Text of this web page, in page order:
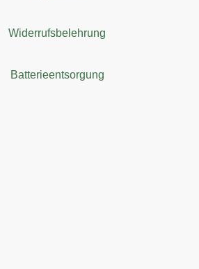
Widerrufsbelehrung
Batterieentsorgung